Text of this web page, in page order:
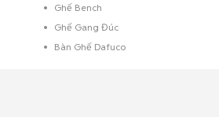
Ghế Bench
Ghế Gang Đúc
Bàn Ghế Dafuco